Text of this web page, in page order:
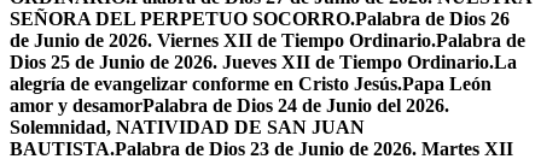
SEÑORA DEL PERPETUO SOCORRO.Palabra de Dios 26
de Junio de 2026. Viernes XII de Tiempo Ordinario.Palabra de
Dios 25 de Junio de 2026. Jueves XII de Tiempo Ordinario.La
alegría de evangelizar conforme en Cristo Jesús.Papa León
amor y desamorPalabra de Dios 24 de Junio del 2026.
Solemnidad, NATIVIDAD DE SAN JUAN
BAUTISTA.Palabra de Dios 23 de Junio de 2026. Martes XII